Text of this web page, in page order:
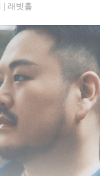
래빗홀